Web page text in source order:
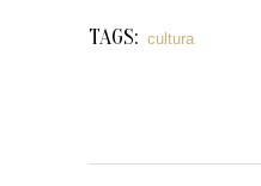
TAGS: cultura